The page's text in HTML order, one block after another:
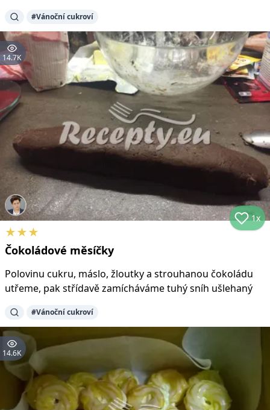
#Vánoční cukroví
14.7K
1x
★★★
Čokoládové měsíčky
Polovinu cukru, máslo, žloutky a strouhanou čokoládu
utřeme, pak střídavě zamícháváme tuhý sníh ušlehaný
#Vánoční cukroví
14.6K